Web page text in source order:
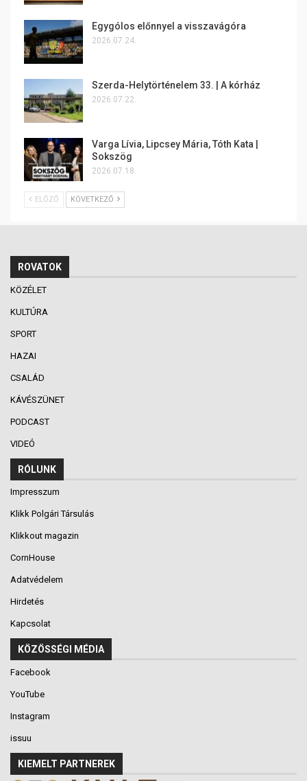
Egygólos előnnyel a visszavágóra
2026.07.24.
Szerda-Helytörténelem 33. | A kórház
2026.07.22.
Varga Lívia, Lipcsey Mária, Tóth Kata |
Sokszög
2026.07.18.
ELŐZŐ KÖVETKEZŐ
ROVATOK
KÖZÉLET
KULTÚRA
SPORT
HAZAI
CSALÁD
KÁVÉSZÜNET
PODCAST
VIDEÓ
RÓLUNK
Impresszum
Klikk Polgári Társulás
Klikkout magazin
CornHouse
Adatvédelem
Hirdetés
Kapcsolat
KÖZÖSSÉGI MÉDIA
Facebook
YouTube
Instagram
issuu
KIEMELT PARTNEREK